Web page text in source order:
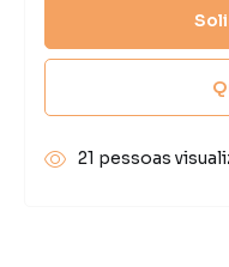
21 pessoas